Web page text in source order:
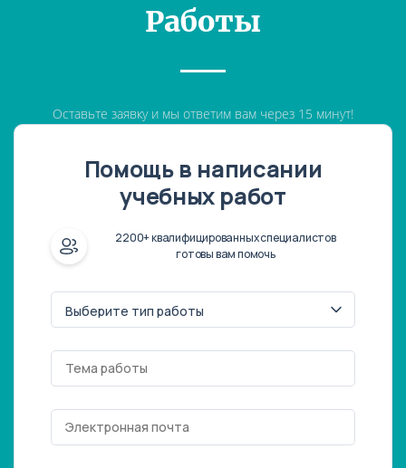
Работы
Оставьте заявку и мы ответим вам через 15 минут!
Помощь в написании
учебных работ
2200+ квалифицированных специалистов
готовы вам помочь